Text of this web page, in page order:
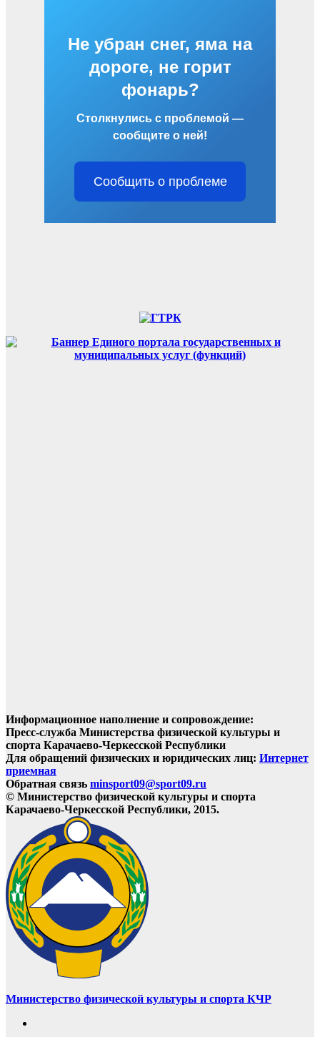
Не убран снег, яма на
дороге, не горит
фонарь?
Столкнулись с проблемой —
сообщите о ней!
Сообщить о проблеме
Информационное наполнение и сопровождение:
Пресс-служба Министерства физической культуры и
спорта Карачаево-Черкесской Республики
Для обращений физических и юридических лиц: Интернет
приемная
Обратная связь minsport09@sport09.ru
© Министерство физической культуры и спорта
Карачаево-Черкесской Республики, 2015.
Министерство физической культуры и спорта КЧР